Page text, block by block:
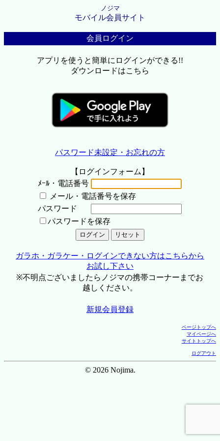
ノジマ
モバイル会員サイト
会員ログイン
アプリを使うと簡単にログインができる!!
ダウンロードはこちら
パスワード未設定・お忘れの方
【ログインフォーム】
ﾒｰﾙ・電話番号
メール・電話番号を保存
パスワード
パスワードを保存
ガラホ・ガラケー・ログインできない方はこちらから
お試し下さい
※不明点ございましたらノジマの携帯コーナーまでお
越しください。
新規会員登録
ページトップへ
マイページへ
サイトトップへ
ログアウト
© 2026 Nojima.